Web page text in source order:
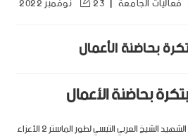
بحاضنة الأعمال
بحاضنة الأعمال
تعلم حاضنة الأعمال طلبة جامعة الشهيد الشيخ العربي التبسي لطور الماستر 2 الأعزاء